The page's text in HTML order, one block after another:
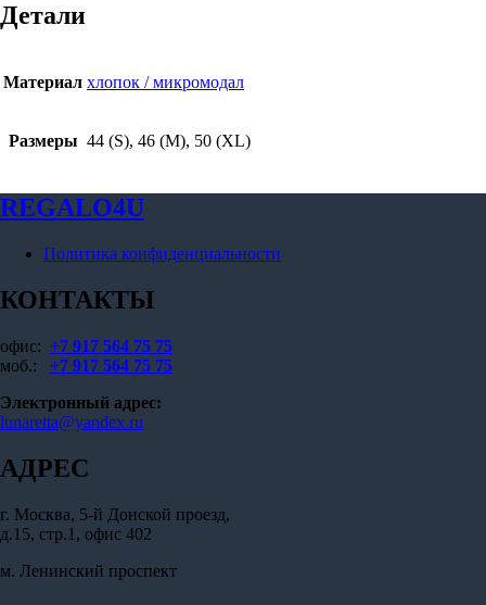
Детали
Материал хлопок / микромодал
Размеры 44 (S), 46 (M), 50 (XL)
REGALO4U
Политика конфиденциальности
КОНТАКТЫ
офис: +7 917 564 75 75
моб.: +7 917 564 75 75
Электронный адрес:
lunaretta@yandex.ru
АДРЕС
г. Москва, 5-й Донской проезд,
д.15, стр.1, офис 402
м. Ленинский проспект